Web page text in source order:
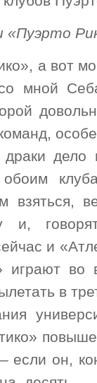
а вот
мной
дело
взяться,
и,
и
играют во
в
если он,